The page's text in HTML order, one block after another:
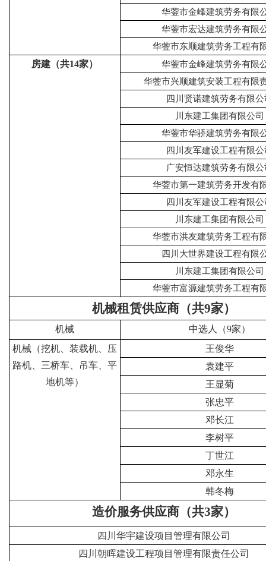
华蓥市金峰建筑劳务有限
华蓥市宏达建筑劳务有限
华蓥市东顺建筑劳务工程有
房建（共14家）
华蓥市金峰建筑劳务有限
华蓥市兴顺建筑安装工程有限
四川贤诺建筑劳务有限公
川东建工集团有限公司
华蓥市华骄建筑劳务有限
四川友军建设工程有限公
广安恒达建筑劳务有限公
华蓥市第一建筑劳务开发有
四川友军建设工程有限公
川东建工集团有限公司
华蓥市洪友建筑劳务工程有
四川大世界建设工程有限
川东建工集团有限公司
华蓥市富源建筑劳务工程有
机械租赁供应商（共9家）
机械
中选人（9家）
机械（挖机、装载机、压
路机、三桥车、吊车、平
地机等）
王俊华
袁建平
王显菊
张忠平
邓长江
李树平
丁世江
邓永生
韩冬梅
造价服务供应商（共3家）
四川华宇建设项目管理有限公司
四川朝晖建设工程项目管理有限责任公司